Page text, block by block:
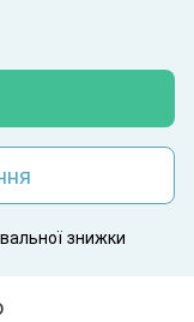
знижки